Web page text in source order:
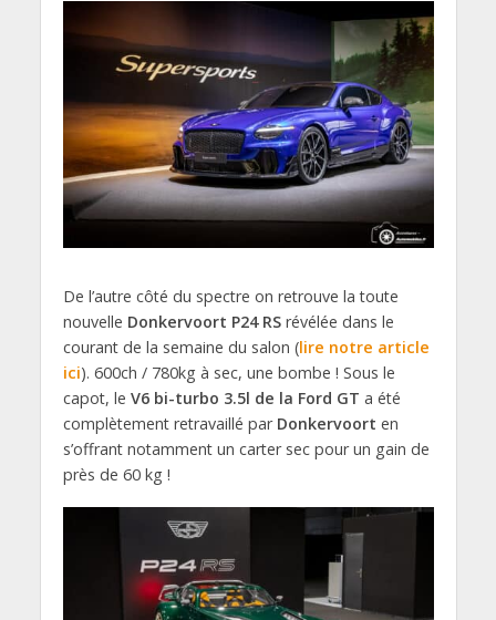
De l’autre côté du spectre on retrouve la toute
nouvelle Donkervoort P24 RSrévélée dans le
courant de la semaine du salon (lire notre article
ici). 600ch / 780kg à sec, une bombe ! Sous le
capot, le V6 bi-turbo 3.5l de la Ford GT a été
complètement retravaillé par Donkervoort en
s’offrant notamment un carter sec pour un gain de
près de 60 kg !